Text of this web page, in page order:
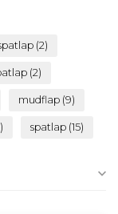
(2)
(2)
mudflap (9)
spatlap (15)